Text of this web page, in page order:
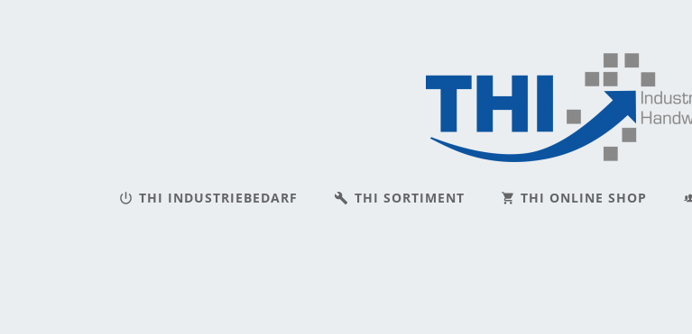
THI INDUSTRIEBEDARF THI SORTIMENT THI ONLINE SHOP